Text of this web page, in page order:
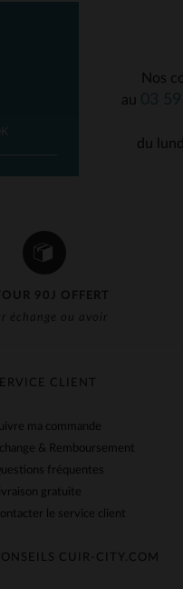
90J OFFERT
échange ou avoir
Nos
au
03
du
CLIENT
ma commande
& Remboursement
fréquentes
gratuite
le service client
CUIR-CITY.COM